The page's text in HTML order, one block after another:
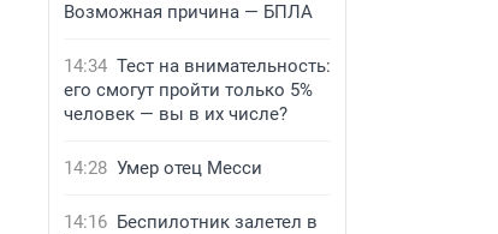
Возможная причина — БПЛА
14:34 Тест на внимательность:
его смогут пройти только 5%
человек — вы в их числе?
14:28 Умер отец Месси
14:16 Беспилотник залетел в